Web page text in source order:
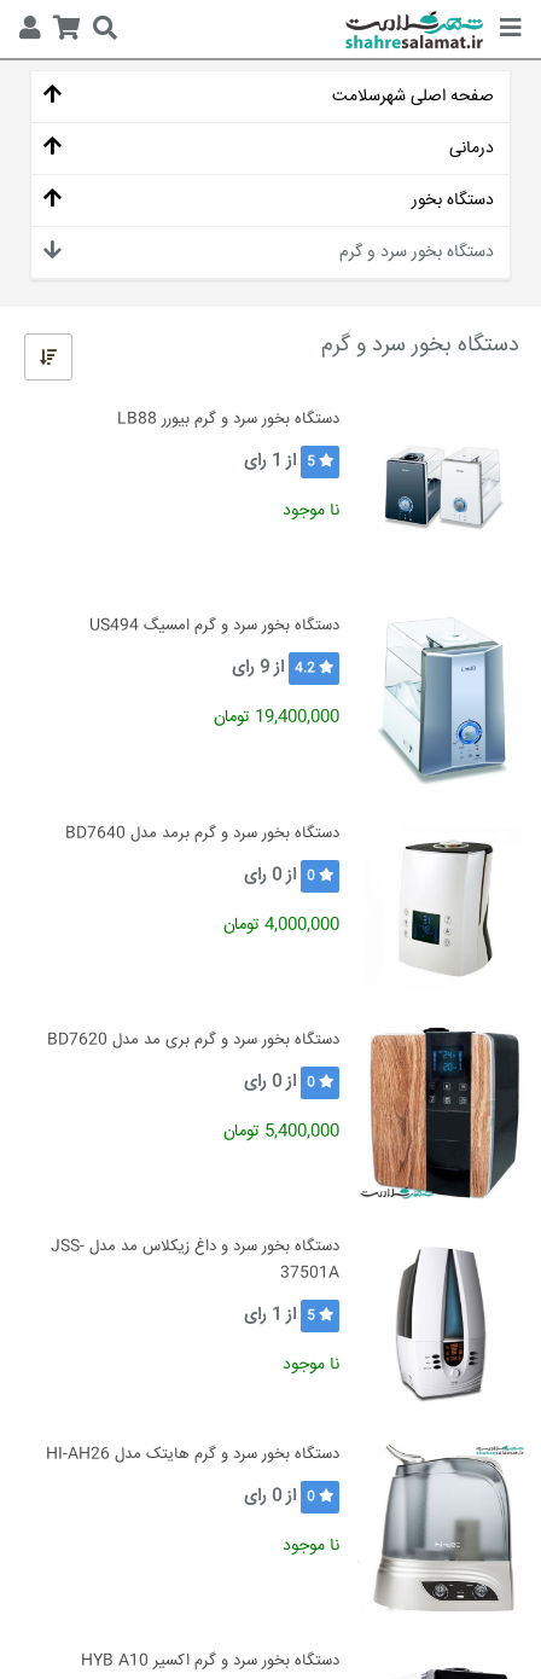
صفحه اصلی شهرسلامت
درمانی
دستگاه بخور
دستگاه بخور سرد و گرم
دستگاه بخور سرد و گرم
دستگاه بخور سرد و گرم بیورر LB88
5 از 1 رای
نا موجود
دستگاه بخور سرد و گرم امسیگ US494
4.2 از9رای
19,400,000 تومان
دستگاه بخور سرد و گرم برمد مدل BD7640
0 از0 رای
4,000,000 تومان
دستگاه بخور سرد و گرم بری مد مدل BD7620
0 از0 رای
5,400,000 تومان
دستگاه بخور سرد و داغ زیکلاس مد مدل JSS-
37501A
5 از 1 رای
نا موجود
دستگاه بخور سرد و گرم هایتک مدل HI-AH26
0 از0 رای
نا موجود
دستگاه بخور سرد و گرم اکسیر HYB A10